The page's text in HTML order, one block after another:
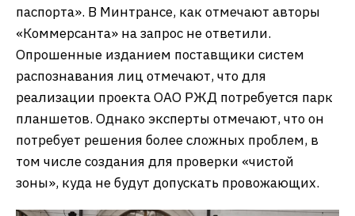
паспорта». В Минтрансе, как отмечают авторы
«Коммерсанта» на запрос не ответили.
Опрошенные изданием поставщики систем
распознавания лиц отмечают, что для
реализации проекта ОАО РЖД потребуется парк
планшетов. Однако эксперты отмечают, что он
потребует решения более сложных проблем, в
том числе создания для проверки «чистой
зоны», куда не будут допускать провожающих.